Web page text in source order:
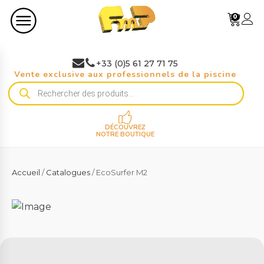
0
+33 (0)5 61 27 71 75
Vente exclusive aux professionnels de la piscine
Recherche
de
DÉCOUVREZ
NOTRE BOUTIQUE
Accueil /Catalogues/ EcoSurfer M2